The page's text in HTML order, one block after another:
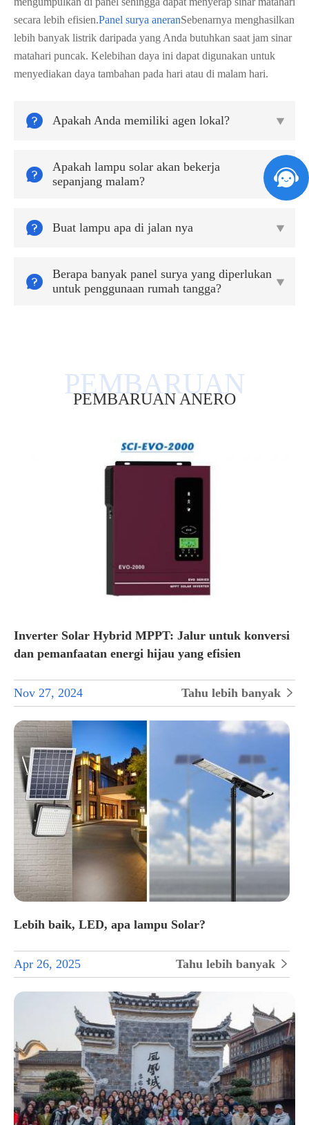
secara lebih efisien.Panel surya aneranSebenarnya menghasilkan
lebih banyak listrik daripada yang Anda butuhkan saat jam sinar
matahari puncak. Kelebihan daya ini dapat digunakan untuk
menyediakan daya tambahan pada hari atau di malam hari.
 Apakah Anda memiliki agen lokal? 

Apakah lampu solar akan bekerja
sepanjang malam?

 Buat lampu apa di jalan nya 

Berapa banyak panel surya yang diperlukan
untuk penggunaan rumah tangga?

PEMBARUAN ANERO
Inverter Solar Hybrid MPPT: Jalur untuk konversi
dan pemanfaatan energi hijau yang efisien
Nov 27, 2024 Tahu lebih banyak 
Lebih baik, LED, apa lampu Solar?
Apr 26, 2025 Tahu lebih banyak 